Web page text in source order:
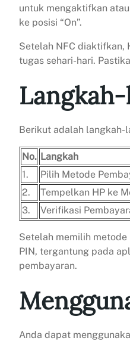
untuk mengaktifkan
ke posisi “On”.
Setelah NFC diaktifkan,
tugas sehari-hari.
Berikut adalah langkah-
No. Langkah
1.
Pilih Metode
2.
Tempelkan HP ke
3.
Verifikasi
Setelah memilih
PIN, tergantung pada
pembayaran.
Anda dapat